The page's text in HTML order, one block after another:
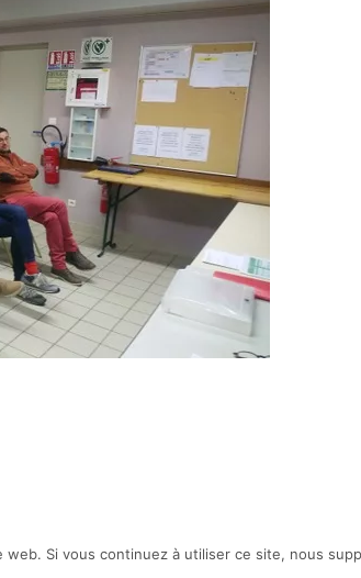
Si vous continuez à utiliser ce site, nous